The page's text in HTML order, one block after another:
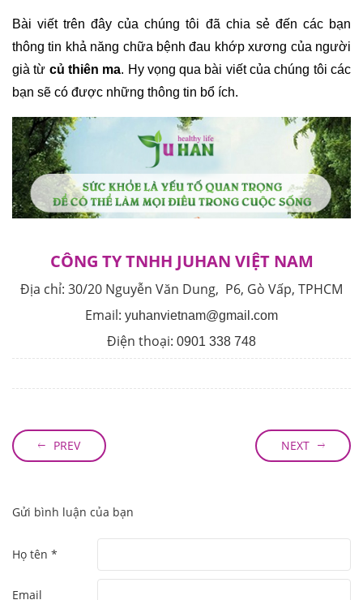
Bài viết trên đây của chúng tôi đã chia sẻ đến các bạn
thông tin khả năng chữa bệnh đau khớp xương của người
già từ củ thiên ma. Hy vọng qua bài viết của chúng tôi các
bạn sẽ có được những thông tin bổ ích.
CÔNG TY TNHH JUHAN VIỆT NAM
Địa chỉ: 30/20 Nguyễn Văn Dung, P6, Gò Vấp, TPHCM
Email: yuhanvietnam@gmail.com
Điện thoại: 0901 338 748
PREV NEXT
Gửi bình luận của bạn
Họ tên *
Email